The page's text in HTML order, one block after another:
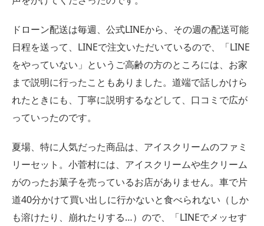
ドローン配送は毎週、公式LINEから、その週の配送可能
日程を送って、LINEで注文いただいているので、「LINE
をやっていない」というご高齢の方のところには、お家
まで説明に行ったこともありました。道端で話しかけら
れたときにも、丁寧に説明するなどして、口コミで広が
っていったのです。
夏場、特に人気だった商品は、アイスクリームのファミ
リーセット。小菅村には、アイスクリームや生クリーム
がのったお菓子を売っているお店がありません。車で片
道40分かけて買い出しに行かないと食べられない（しか
も溶けたり、崩れたりする…）ので、「LINEでメッセす